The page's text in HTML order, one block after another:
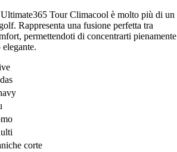
Tour Climacool è molto più di un
Rappresenta una fusione perfetta tra
permettendoti di concentrarti pienamente
corte